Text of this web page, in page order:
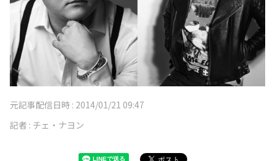
元記事配信日時 : 2014/01/21 09:47
記者 : チェ・ナヨン